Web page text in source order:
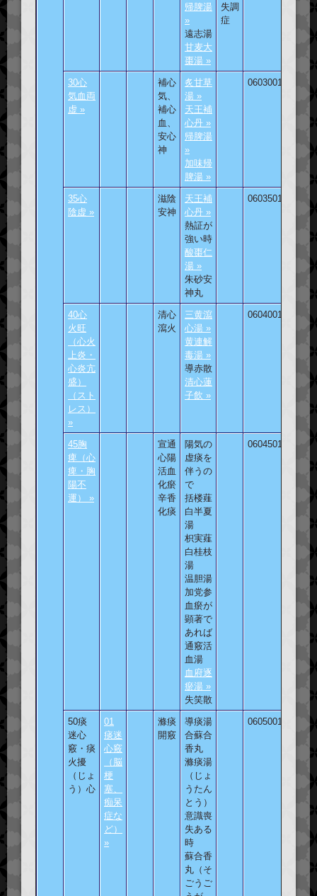
帰脾湯
»
遠志湯
甘麦大
棗湯 »
失調
症
30心
気血両
虚 »
補心
気、
補心
血、
安心
神
炙甘草
湯 »
天王補
心丹 »
帰脾湯
»
加味帰
脾湯 »
060300101
35心
陰虚 »
滋陰
安神
天王補
心丹 »
熱証が
強い時
酸棗仁
湯 »
朱砂安
神丸
060350101
40心
火旺
（心火
上炎・
心炎亢
盛）
（スト
レス）
»
清心
瀉火
三黄瀉
心湯 »
黄連解
毒湯 »
導赤散
清心蓮
子飲 »
060400101
45胸
痺（心
痺・胸
陽不
運） »
宣通
心陽
活血
化瘀
辛香
化痰
陽気の
虚痰を
伴うの
で
括楼薤
白半夏
湯
枳実薤
白桂枝
湯
温胆湯
加党参
血瘀が
顕著で
あれば
通竅活
血湯
血府逐
瘀湯 »
失笑散
060450101
50痰
迷心
竅・痰
火擾
（じょ
う）心
01
痰迷
心竅
（脳
梗
塞、
痴呆
症な
ど）
»
滌痰
開竅
導痰湯
合蘇合
香丸
滌痰湯
（じょ
うたん
とう）
意識喪
失ある
時
蘇合香
丸（そ
ごうご
060500101